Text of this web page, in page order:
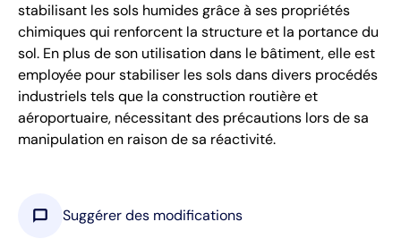
stabilisant les sols humides grâce à ses propriétés
chimiques qui renforcent la structure et la portance du
sol. En plus de son utilisation dans le bâtiment, elle est
employée pour stabiliser les sols dans divers procédés
industriels tels que la construction routière et
aéroportuaire, nécessitant des précautions lors de sa
manipulation en raison de sa réactivité.
chat_bubble Suggérer des modifications